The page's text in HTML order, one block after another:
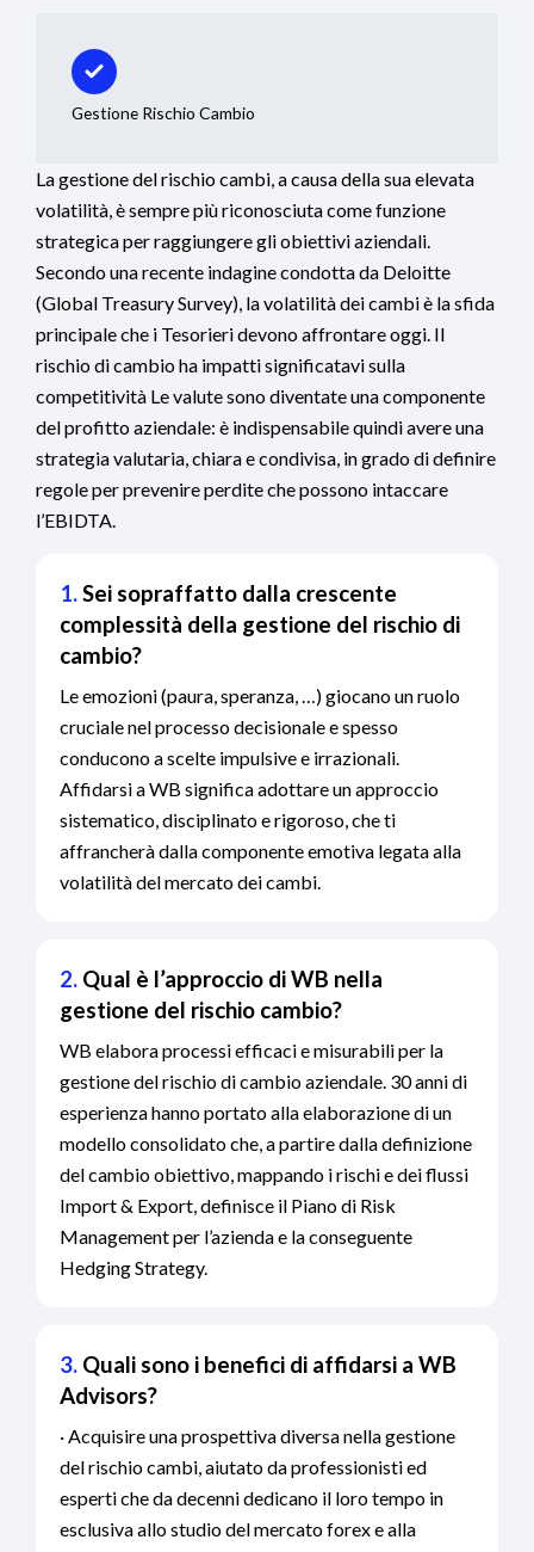
Gestione Rischio Cambio
La gestione del rischio cambi, a causa della sua elevata
volatilità, è sempre più riconosciuta come funzione
strategica per raggiungere gli obiettivi aziendali.
Secondo una recente indagine condotta da Deloitte
(Global Treasury Survey), la volatilità dei cambi è la sfida
principale che i Tesorieri devono affrontare oggi. Il
rischio di cambio ha impatti significatavi sulla
competitività Le valute sono diventate una componente
del profitto aziendale: è indispensabile quindi avere una
strategia valutaria, chiara e condivisa, in grado di definire
regole per prevenire perdite che possono intaccare
l’EBIDTA.
1.Sei sopraffatto dalla crescente
complessità della gestione del rischio di
cambio?
Le emozioni (paura, speranza, …) giocano un ruolo
cruciale nel processo decisionale e spesso
conducono a scelte impulsive e irrazionali.
Affidarsi a WB significa adottare un approccio
sistematico, disciplinato e rigoroso, che ti
affrancherà dalla componente emotiva legata alla
volatilità del mercato dei cambi.
2. Qual è l’approccio di WB nella
gestione del rischio cambio?
WB elabora processi efficaci e misurabili per la
gestione del rischio di cambio aziendale. 30 anni di
esperienza hanno portato alla elaborazione di un
modello consolidato che, a partire dalla definizione
del cambio obiettivo, mappando i rischi e dei flussi
Import & Export, definisce il Piano di Risk
Management per l’azienda e la conseguente
Hedging Strategy.
3. Quali sono i benefici di affidarsi a WB
Advisors?
· Acquisire una prospettiva diversa nella gestione
del rischio cambi, aiutato da professionisti ed
esperti che da decenni dedicano il loro tempo in
esclusiva allo studio del mercato forex e alla